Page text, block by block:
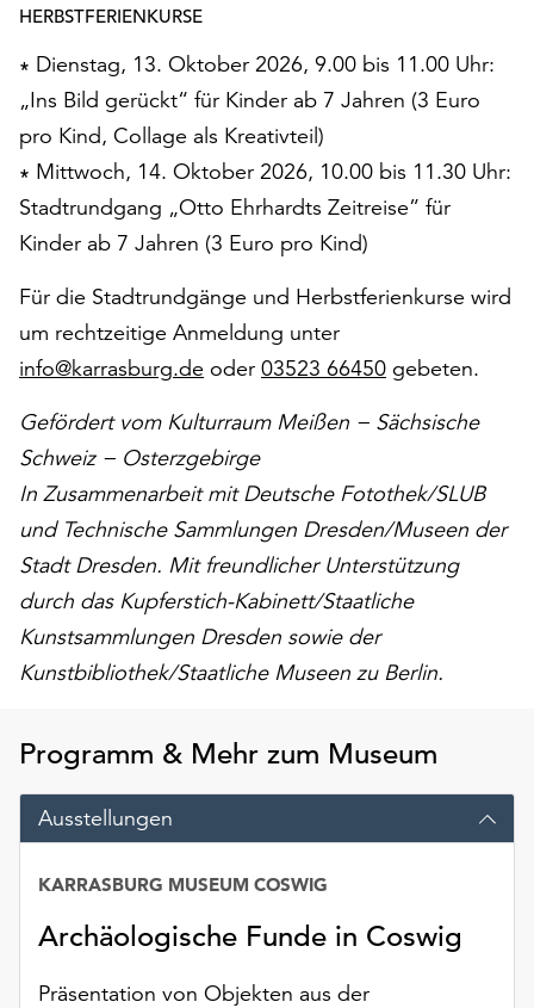
„Auswählen“.
Weitere
Informationen
finden
Sie
in
unserer
Datenschutzerklärung
oder
Impressum
.
HERBSTFERIENKURSE
∗ Dienstag, 13. Oktober 2026, 9.00 bis 11.00 Uhr:
„Ins Bild gerückt“ für Kinder ab 7 Jahren (3 Euro
pro Kind, Collage als Kreativteil)
∗ Mittwoch, 14. Oktober 2026, 10.00 bis 11.30 Uhr:
Stadtrundgang „Otto Ehrhardts Zeitreise” für
Kinder ab 7 Jahren (3 Euro pro Kind)
Für die Stadtrundgänge und Herbstferienkurse wird
um rechtzeitige Anmeldung unter
info@karrasburg.de oder 03523 66450 gebeten.
Gefördert vom Kulturraum Meißen − Sächsische
Schweiz − Osterzgebirge
In Zusammenarbeit mit Deutsche Fotothek/SLUB
und Technische Sammlungen Dresden/Museen der
Stadt Dresden. Mit freundlicher Unterstützung
durch das Kupferstich-Kabinett/Staatliche
Kunstsammlungen Dresden sowie der
Kunstbibliothek/Staatliche Museen zu Berlin.
Programm & Mehr zum Museum
Ausstellungen
Archäologische Funde in Coswig
KARRASBURG MUSEUM COSWIG
Präsentation von Objekten aus der
Datum